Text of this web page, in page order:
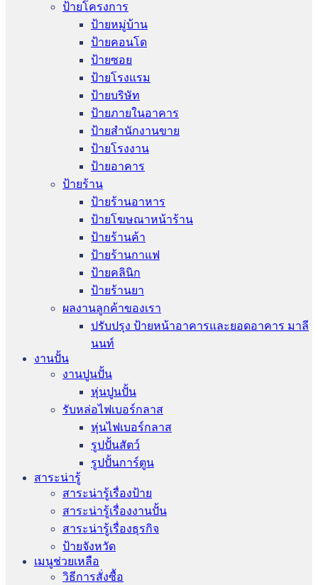
ป้ายโครงการ
ป้ายหมู่บ้าน
ป้ายคอนโด
ป้ายซอย
ป้ายโรงแรม
ป้ายบริษัท
ป้ายภายในอาคาร
ป้ายสำนักงานขาย
ป้ายโรงงาน
ป้ายอาคาร
ป้ายร้าน
ป้ายร้านอาหาร
ป้ายโฆษณาหน้าร้าน
ป้ายร้านค้า
ป้ายร้านกาแฟ
ป้ายคลินิก
ป้ายร้านยา
ผลงานลูกค้าของเรา
ปรับปรุง ป้ายหน้าอาคารและยอดอาคาร มาลี
นนท์
งานปั้น
งานปูนปั้น
หุ่นปูนปั้น
รับหล่อไฟเบอร์กลาส
หุ่นไฟเบอร์กลาส
รูปปั้นสัตว์
รูปปั้นการ์ตูน
สาระน่ารู้
สาระน่ารู้เรื่องป้าย
สาระน่ารู้เรื่องงานปั้น
สาระน่ารู้เรื่องธุรกิจ
ป้ายจังหวัด
เมนูช่วยเหลือ
วิธีการสั่งซื้อ